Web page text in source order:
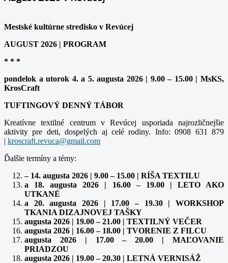
Mestské kultúrne stredisko v Revúcej
AUGUST 2026 | PROGRAM
* * *
pondelok a utorok 4. a 5. augusta 2026 | 9.00 – 15.00 | MsKS,
KrosCraft
TUFTINGOVÝ DENNÝ TÁBOR
Kreatívne textilné centrum v Revúcej usporiada najrozličnejšie
aktivity pre deti, dospelých aj celé rodiny. Info: 0908 631 879
|
Ďalšie termíny a témy:
– 14. augusta 2026 | 9.00 – 15.00 | RÍŠA TEXTILU
a 18. augusta 2026 | 16.00 – 19.00 | LETO AKO
UTKANÉ
a 20. augusta 2026 | 17.00 – 19.30 | WORKSHOP
TKANIA DIZAJNOVEJ TAŠKY
augusta 2026 | 19.00 – 21.00 | TEXTILNÝ VEČER
augusta 2026 | 16.00 – 18.00 | TVORENIE Z FILCU
augusta 2026 | 17.00 – 20.00 | MAĽOVANIE
PRIADZOU
augusta 2026 | 19.00 – 20.30 | LETNÁ VERNISÁŽ